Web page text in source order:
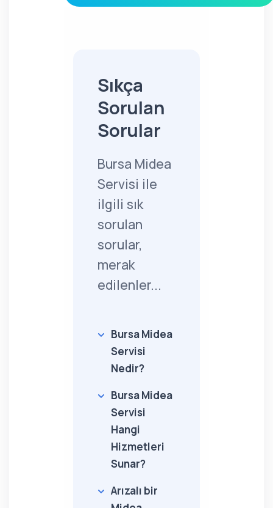
Sıkça
Sorulan
Sorular
Bursa Midea
Servisi ile
ilgili sık
sorulan
sorular,
merak
edilenler...
Bursa Midea
Servisi
Nedir?
Bursa Midea
Servisi
Hangi
Hizmetleri
Sunar?
Arızalı bir